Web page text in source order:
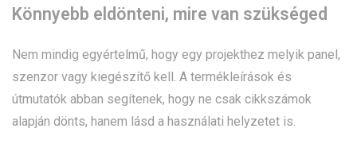
Könnyebb eldönteni, mire van szükséged
Nem mindig egyértelmű, hogy egy projekthez melyik panel,
szenzor vagy kiegészítő kell. A termékleírások és
útmutatók abban segítenek, hogy ne csak cikkszámok
alapján dönts, hanem lásd a használati helyzetet is.